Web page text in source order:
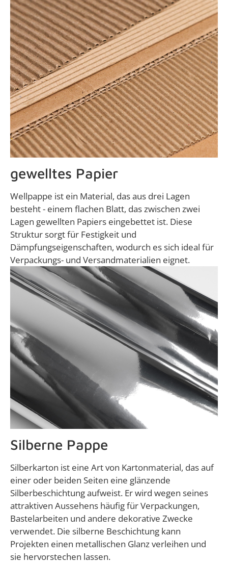
gewelltes Papier
Wellpappe ist ein Material, das aus drei Lagen
besteht - einem flachen Blatt, das zwischen zwei
Lagen gewellten Papiers eingebettet ist. Diese
Struktur sorgt für Festigkeit und
Dämpfungseigenschaften, wodurch es sich ideal für
Verpackungs- und Versandmaterialien eignet.
Silberne Pappe
Silberkarton ist eine Art von Kartonmaterial, das auf
einer oder beiden Seiten eine glänzende
Silberbeschichtung aufweist. Er wird wegen seines
attraktiven Aussehens häufig für Verpackungen,
Bastelarbeiten und andere dekorative Zwecke
verwendet. Die silberne Beschichtung kann
Projekten einen metallischen Glanz verleihen und
sie hervorstechen lassen.